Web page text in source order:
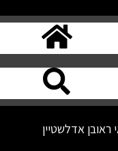
ראובן אדלשטיין